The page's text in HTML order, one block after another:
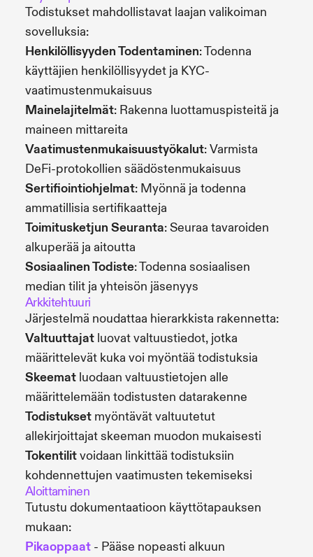
Todistukset mahdollistavat laajan valikoiman
sovelluksia:
Henkilöllisyyden Todentaminen: Todenna
käyttäjien henkilöllisyydet ja KYC-
vaatimustenmukaisuus
Mainelajitelmät: Rakenna luottamuspisteitä ja
maineen mittareita
Vaatimustenmukaisuustyökalut: Varmista
DeFi-protokollien säädöstenmukaisuus
Sertifiointiohjelmat: Myönnä ja todenna
ammatillisia sertifikaatteja
Toimitusketjun Seuranta: Seuraa tavaroiden
alkuperää ja aitoutta
Sosiaalinen Todiste: Todenna sosiaalisen
median tilit ja yhteisön jäsenyys
Arkkitehtuuri
Järjestelmä noudattaa hierarkkista rakennetta:
Valtuuttajat luovat valtuustiedot, jotka
määrittelevät kuka voi myöntää todistuksia
Skeemat luodaan valtuustietojen alle
määrittelemään todistusten datarakenne
Todistukset myöntävät valtuutetut
allekirjoittajat skeeman muodon mukaisesti
Tokentilitvoidaan linkittää todistuksiin
kohdennettujen vaatimusten tekemiseksi
Aloittaminen
Tutustu dokumentaatioon käyttötapauksen
mukaan:
Pikaoppaat - Pääse nopeasti alkuun